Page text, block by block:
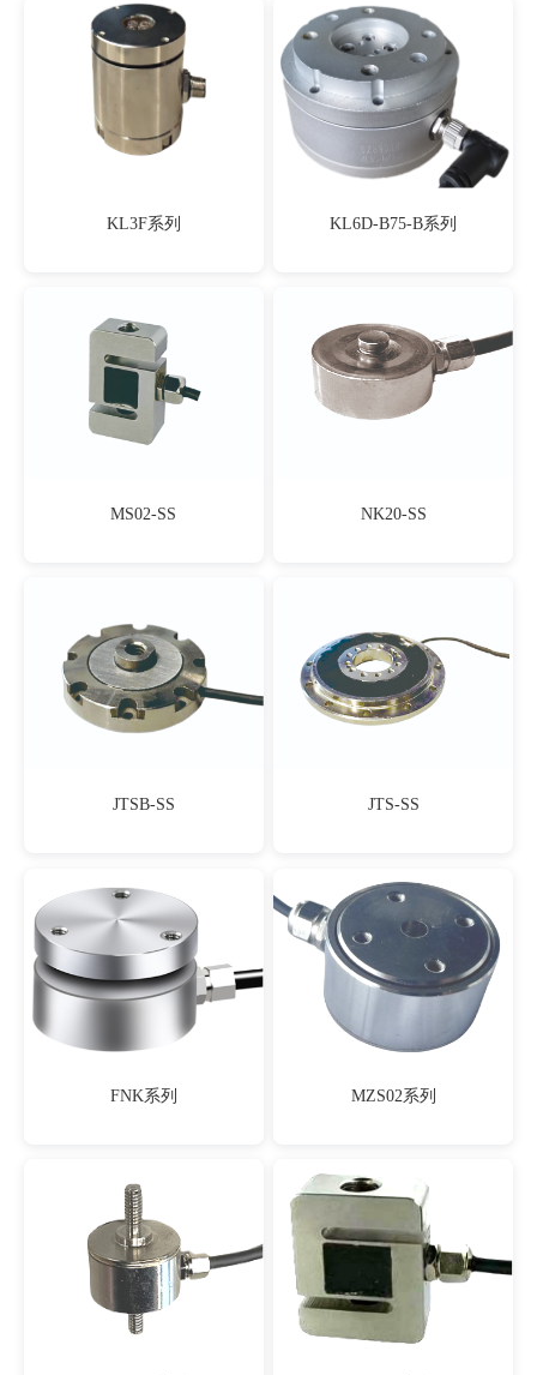
KL3F系列 KL6D-B75-B系列
MS02-SS NK20-SS
JTSB-SS JTS-SS
FNK系列 MZS02系列